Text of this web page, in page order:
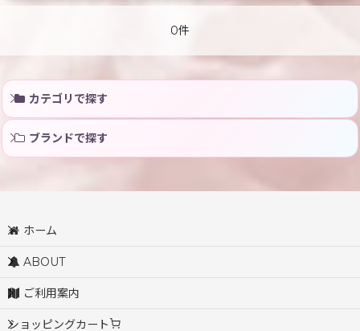
0件
カテゴリで探す
ブランドで探す
ホーム
ABOUT
ご利用案内
ショッピングカート